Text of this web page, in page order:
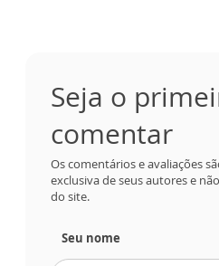
Seja o
comentar
Os comentários e avaliações
exclusiva de seus autores e
do site.
Seu nome